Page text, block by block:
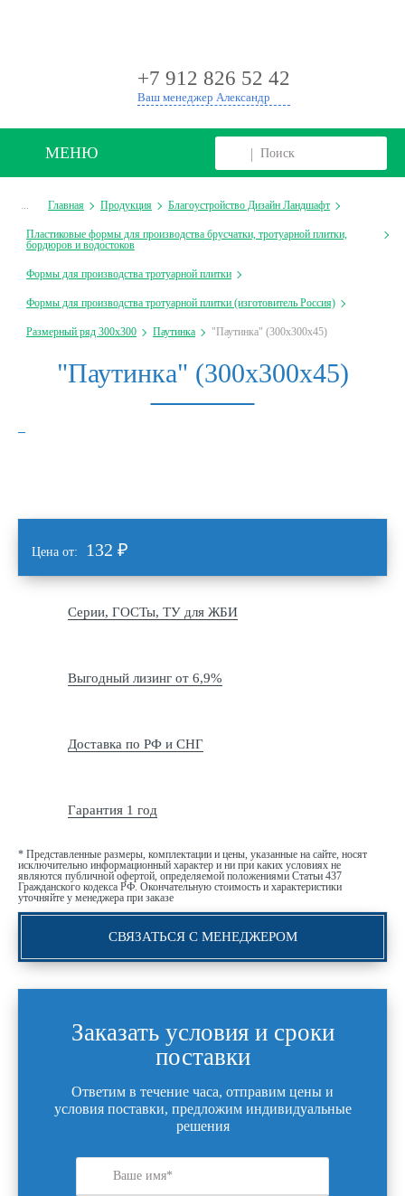
+7 912 826 52 42
Ваш менеджер Александр
МЕНЮ
... Главная Продукция Благоустройство Дизайн Ландшафт
Пластиковые формы для производства брусчатки, тротуарной плитки,
бордюров и водостоков
Формы для производства тротуарной плитки
Формы для производства тротуарной плитки (изготовитель Россия)
Размерный ряд 300х300 Паутинка "Паутинка" (300х300х45)
"Паутинка" (300х300х45)
Цена от: 132 ₽
Серии, ГОСТы, ТУ для ЖБИ
Выгодный лизинг от 6,9%
Доставка по РФ и СНГ
Гарантия 1 год
* Представленные размеры, комплектации и цены, указанные на сайте, носят
исключительно информационный характер и ни при каких условиях не
являются публичной офертой, определяемой положениями Статьи 437
Гражданского кодекса РФ. Окончательную стоимость и характеристики
уточняйте у менеджера при заказе
СВЯЗАТЬСЯ С МЕНЕДЖЕРОМ
Заказать условия и сроки
поставки
Ответим в течение часа, отправим цены и
условия поставки, предложим индивидуальные
решения